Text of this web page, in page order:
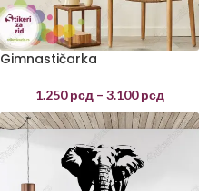
Gimnastičarka
1.250рсд – 3.100рсд